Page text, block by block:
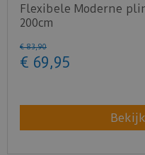
Flexibele Moderne
200cm
€ 83,90
€ 69,95